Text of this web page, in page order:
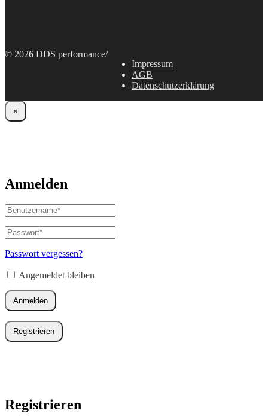
© 2026 DDS performance/
Impressum
AGB
Datenschutzerklärung
×
Anmelden
Benutzername
oder
E-
Mail-
Adresse*
Passwort*
Erforderlich
Passwort vergessen?
Angemeldet bleiben
Anmelden
Registrieren
Registrieren